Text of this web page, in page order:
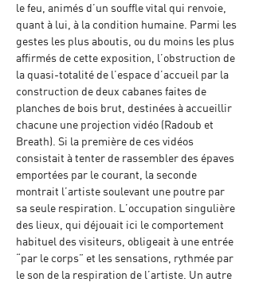
le feu, animés d’un souffle vital qui renvoie,
quant à lui, à la condition humaine. Parmi les
gestes les plus aboutis, ou du moins les plus
affirmés de cette exposition, l’obstruction de
la quasi-totalité de l’espace d’accueil par la
construction de deux cabanes faites de
planches de bois brut, destinées à accueillir
chacune une projection vidéo (Radoub et
Breath). Si la première de ces vidéos
consistait à tenter de rassembler des épaves
emportées par le courant, la seconde
montrait l’artiste soulevant une poutre par
sa seule respiration. L’occupation singulière
des lieux, qui déjouait ici le comportement
habituel des visiteurs, obligeait à une entrée
“par le corps” et les sensations, rythmée par
le son de la respiration de l’artiste. Un autre